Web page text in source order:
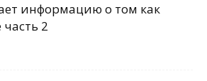
информацию о том как
2